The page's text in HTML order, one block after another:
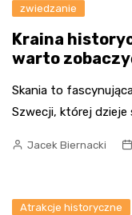
zwiedzanie
Kraina
warto
Skania to
Szwecji, której dzieje
Jacek Biernacki
Atrakcje historyczne